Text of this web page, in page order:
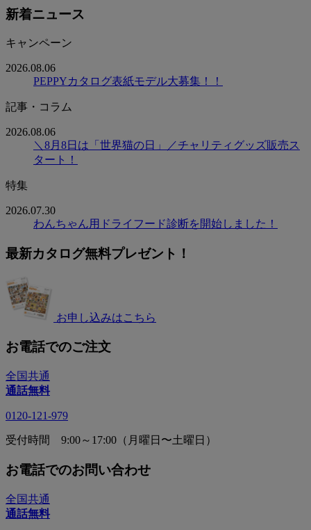
新着ニュース
キャンペーン
2026.08.06
PEPPYカタログ表紙モデル大募集！！
記事・コラム
2026.08.06
＼8月8日は「世界猫の日」／チャリティグッズ販売ス
タート！
特集
2026.07.30
わんちゃん用ドライフード診断を開始しました！
最新カタログ無料プレゼント！
お申し込みはこちら
お電話でのご注文
全国共通
通話無料
0120-121-979
受付時間 9:00～17:00（月曜日〜土曜日）
お電話でのお問い合わせ
全国共通
通話無料